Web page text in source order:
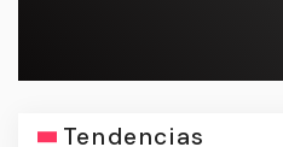
Tendencias